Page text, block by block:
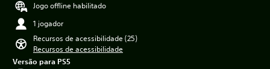
Jogo offline habilitado
1 jogador
Recursos de acessibilidade (25)
Recursos de acessibilidade
Versão para PS5